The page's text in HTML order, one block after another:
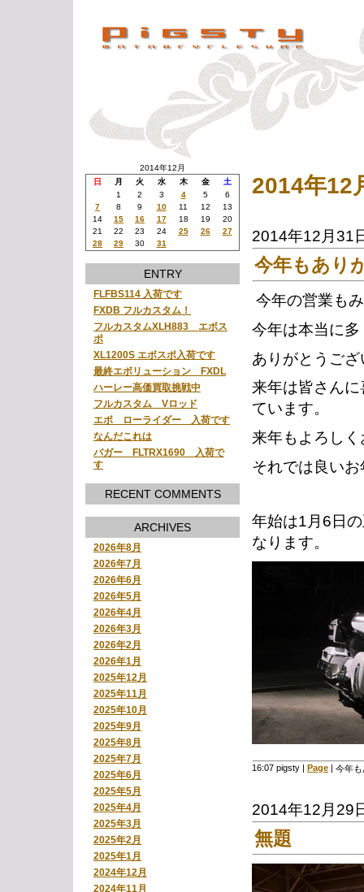
2014年12月
日
月 火 水 木 金
土
1
2 3 4 5
6
7
8 9 10 11 12
13
14
15 16 17 18 19
20
21
22 23 24 25 26
27
28
29 30 31
ENTRY
FLFBS114 入荷です
FXDB フルカスタム！
フルカスタムXLH883 エボス
ポ
XL1200S エボスポ入荷です
最終エボリューション FXDL
ハーレー高価買取挑戦中
フルカスタム Vロッド
エボ ローライダー 入荷です
なんだこれは
バガー FLTRX1690 入荷で
す
RECENT COMMENTS
ARCHIVES
2026年8月
2026年7月
2026年6月
2026年5月
2026年4月
2026年3月
2026年2月
2026年1月
2025年12月
2025年11月
2025年10月
2025年9月
2025年8月
2025年7月
2025年6月
2025年5月
2025年4月
2025年3月
2025年2月
2025年1月
2024年12月
2024年11月
2014年12
2014年12月31
今年もあり
今年の営業も
今年は本当に
ありがとうご
来年は皆さん
ています。
来年もよろし
それでは良い
年始は1月6日
なります。
16:07 pigsty | Page | 今年
2014年12月29
無題